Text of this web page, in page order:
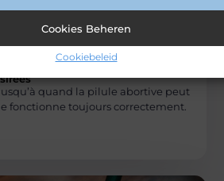
Cookies Beheren
Cookiebeleid
quand la pilule abortive peut
fonctionne toujours correctement.